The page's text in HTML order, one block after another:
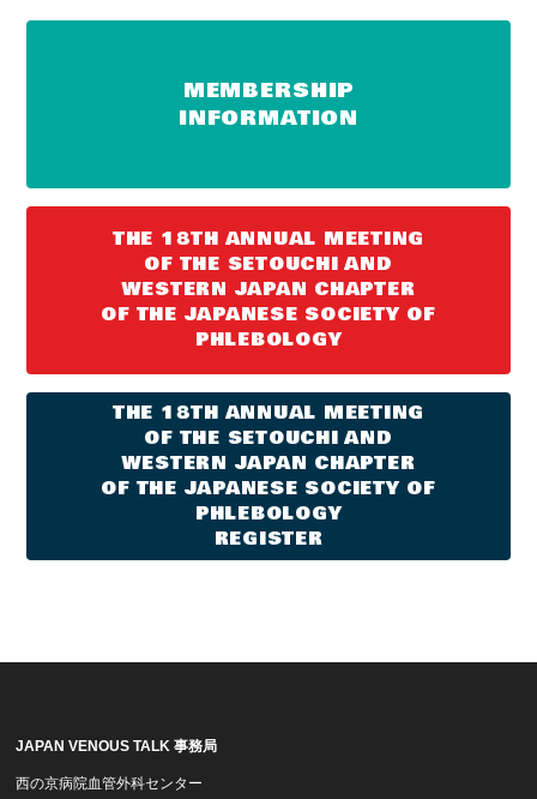
名称をKIPSからJAPAN VENOUS TALKに変更しました
2022.11.07
ホームページを開設しました
KIPSを設立しました
MEMBERSHIP
INFORMATION
MEMBERSHIP
INFORMATION
THE 18TH ANNUAL MEETING
OF THE SETOUCHI AND
WESTERN JAPAN CHAPTER
OF THE JAPANESE SOCIETY OF
PHLEBOLOGY
THE 18TH ANNUAL MEETING
OF THE SETOUCHI AND
WESTERN JAPAN CHAPTER
OF THE JAPANESE SOCIETY OF
PHLEBOLOGY
THE 18TH ANNUAL MEETING
OF THE SETOUCHI AND
WESTERN JAPAN CHAPTER
OF THE JAPANESE SOCIETY OF
PHLEBOLOGY
REGISTER
THE 18TH ANNUAL MEETING
OF THE SETOUCHI AND
WESTERN JAPAN CHAPTER
OF THE JAPANESE SOCIETY OF
PHLEBOLOGY
REGISTER
JAPAN VENOUS TALK 事務局
西の京病院血管外科センター